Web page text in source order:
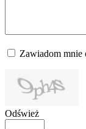
Zawiadom mnie
Odśwież